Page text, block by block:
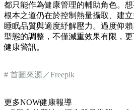
都只能作為健康管理的輔助角色。
根本之道仍在於控制熱量攝取、建
睡眠品質與適度紓解壓力。過度仰
型態的調整，不僅減重效果有限，
健康警訊。
# 首圖來源／Freepik
更多NOW健康報導